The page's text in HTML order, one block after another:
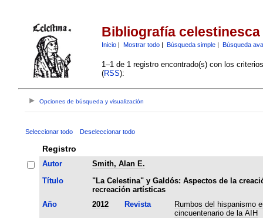
Bibliografía celestinesca
Inicio| Mostrar todo| Búsqueda simple| Búsqueda
1–1 de 1 registro encontrado(s) con los
(RSS):
Opciones de búsqueda y visualización
Seleccionar todo Deseleccionar todo
Registro
Autor
Smith, Alan E.
Título
"La Celestina" y Galdós: Aspectos de la
recreación artísticas
Año
2012 Revista
Rumbos del hispanismo
cincuentenario de la AIH